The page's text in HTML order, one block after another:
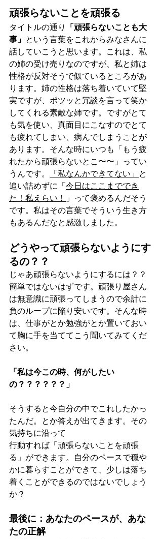
頑張らないことを頑張る
タイトルの通り
「頑張らないことも大
事」 という言葉をこれからみなさんに
話していこうと思います。これは、私
の姉の受け売りなのですが、私と姉は
性格が反対そうで似ているところがあ
ります。姉の性格は落ち着いていて堅
実ですが、ポツッと冗談を言って笑か
してくれる素敵な姉です。ですがとて
も気を使い、真面目にこなすのでとて
も疲れてしまい、病んでしまうことが
あります。そんな時にいつも「もう疲
れたから頑張らないとこ〜〜」ってい
うんです。
「私なんかできてない」
と
追い詰めずに「 今日はここまででき
た！私えらい！
」って褒めるんだそう
です。私はその言葉でそういう生き方
もあるんだなと感激しました。
どうやって頑張らないようにす
るの？？
じゃあ頑張らないようにするには？？
簡単ではないはずです。頑張り屋さん
は無意識に頑張ってしまうので余計に
負のループに陥り安いです。そんな時
は、仕事がとか勉強がとか置いておい
て胸に手を当ててこう聞いてみてくだ
さい。
「私は今この時、何がしたい
の？？？？？？」
そうすると今自分の中でこれしたかっ
たんだ。とか答えが出てきます。その
気持ちに沿って
行動すれば「頑張らないことを頑張
る」ができます。自分のペースで穏や
かに暮らすことができて、少しは落ち
着くことができるのではないでしょう
か？
最後に：あなたのペースが、あな
たの正解